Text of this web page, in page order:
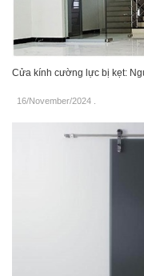
Cửa kính cường lực bị kẹt:
16/November/2024